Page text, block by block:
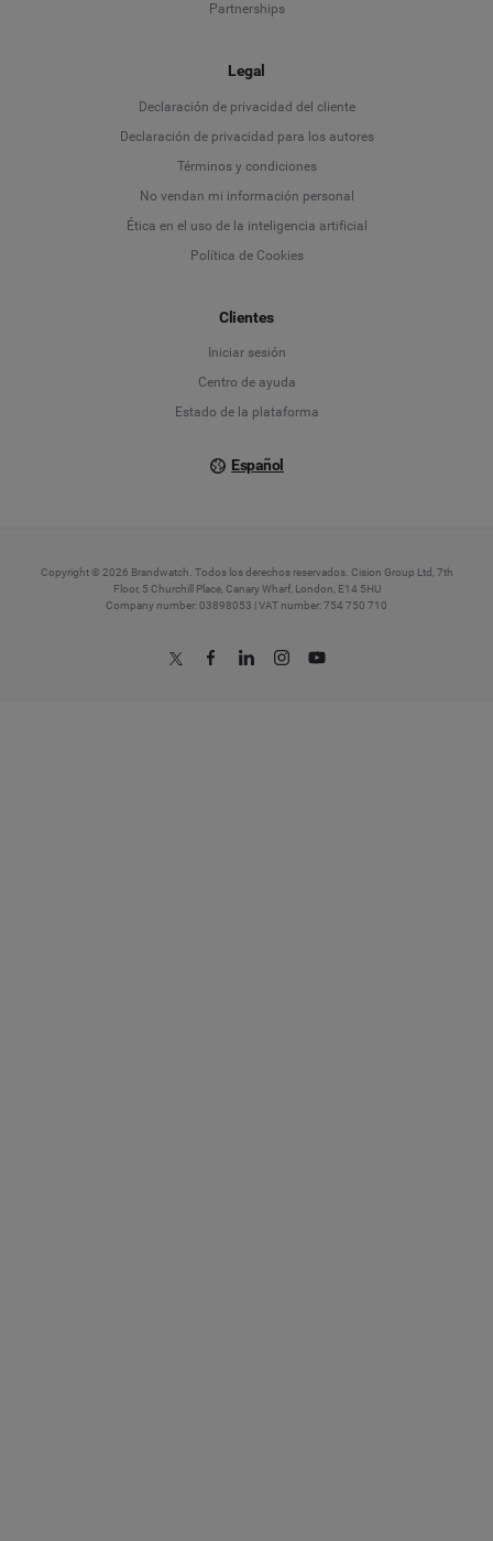
Partnerships
Legal
Declaración de privacidad del cliente
Declaración de privacidad para los autores
Términos y condiciones
No vendan mi información personal
Ética en el uso de la inteligencia artificial
Política de Cookies
Clientes
Iniciar sesión
Centro de ayuda
Estado de la plataforma
Español
Copyright © 2026 Brandwatch. Todos los derechos reservados. Cision Group Ltd, 7th
Floor, 5 Churchill Place, Canary Wharf, London, E14 5HU
Company number: 03898053 | VAT number: 754 750 710